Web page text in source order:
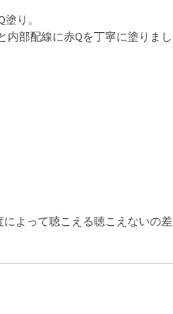
り。
部配線に赤Qを丁寧に塗りまし
よって聴こえる聴こえないの差